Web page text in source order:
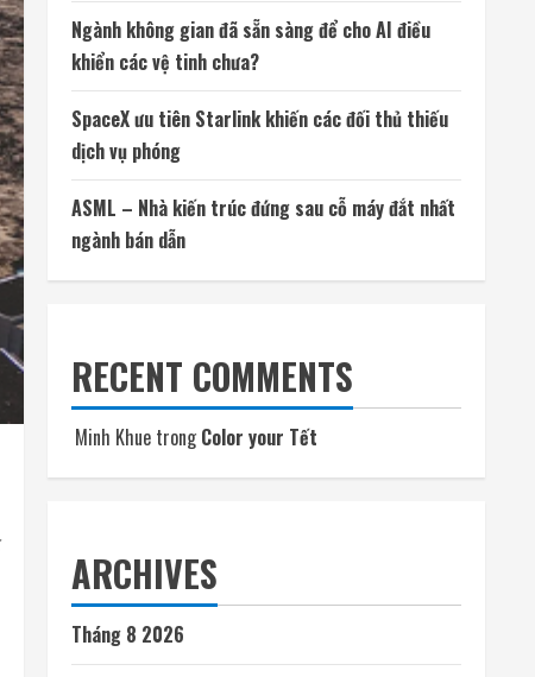
Ngành không gian đã sẵn sàng để cho AI điều
khiển các vệ tinh chưa?
SpaceX ưu tiên Starlink khiến các đối thủ thiếu
dịch vụ phóng
ASML – Nhà kiến trúc đứng sau cỗ máy đắt nhất
ngành bán dẫn
RECENT COMMENTS
Minh Khue trongColor your Tết
ARCHIVES
Tháng 8 2026